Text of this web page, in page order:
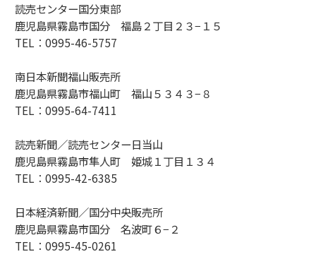
読売センター国分東部
鹿児島県霧島市国分 福島２丁目２３−１５
TEL：0995-46-5757
南日本新聞福山販売所
鹿児島県霧島市福山町 福山５３４３−８
TEL：0995-64-7411
読売新聞／読売センター日当山
鹿児島県霧島市隼人町 姫城１丁目１３４
TEL：0995-42-6385
日本経済新聞／国分中央販売所
鹿児島県霧島市国分 名波町６−２
TEL：0995-45-0261